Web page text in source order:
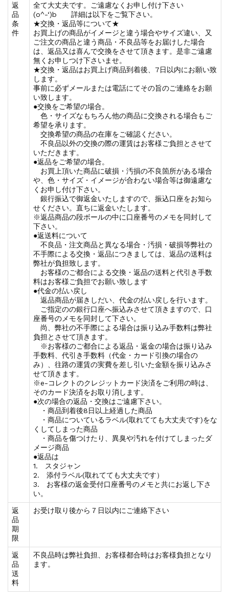
返
品
条
件
全て大丈夫です。ご遠慮なくお申し付け下さい
(o^-‘)b 詳細は以下をご覧下さい。
★交換・返品等について★
お買上げの商品がイメージと違う場合やサイズ違い、又
ご注文の商品と違う商品・不良品等をお届けした場合
は、返品又は喜んで交換をさせて頂きます。是非ご遠慮
無くお申しつけ下さいませ。
★交換・返品はお買上げ商品到着後、7日以内にお願い致
します。
事前に必ずメールまたは電話にてその旨のご連絡をお願
い致します。
●交換をご希望の場合。
色・サイズなもちろん他の商品に交換される場合もご
希望を承ります。
交換希望の商品の在庫をご確認ください。
不良品以外の交換の際の運賃はお客様ご負担とさせて
いただきます。
●返品をご希望の場合。
お買上頂いた商品に破損・汚損の不良箇所がある場合
や、色・サイズ・イメージが合わない場合等は御遠慮な
くお申し付け下さい。
銀行振込で御返金いたしますので、振込口座をお知ら
せください。直ちに返金いたします。
※返品商品の段ボールの中に口座番号のメモを同封して
下さい。
●返送料について
不良品・注文商品と異なる場合・汚損・破損等弊社の
不手際による交換・返品につきましては、返品の送料は
弊社が負担致します。
お客様のご都合による交換・返品の送料と代引き手数
料はお客様ご負担でお願い致します
●代金の払い戻し
返品商品が届きしだい、代金の払い戻しを行います。
ご指定のの銀行口座へ振込みさせて頂きますので、口
座番号のメモを同封して下さい。
尚、弊社の不手際による場合は振り込み手数料は弊社
負担とさせて頂きます。
※お客様のご都合による返品・返金の場合は振り込み
手数料、代引き手数料（代金・カード引換の場合の
み）、往路の運賃の実費を差し引いた金額を振り込みさ
せて頂きます。
※e-コレクトのクレジットカード決済をご利用の時は、
そのカード決済をお取り消します。
●次の場合の返品・交換はご遠慮下さい。
・商品到着後8日以上経過した商品
・商品についているラベル(取れてても大丈夫です)をな
くしてしまった商品
・商品を傷つけたり、異臭や汚れを付けてしまったダ
メージ商品
●返品は
1. スタジャン
2. 添付ラベル(取れてても大丈夫です）
3. お客様の返金受付口座番号のメモと共にお返し下さ
い。
返
品
期
限
お受け取り後から７日以内にご連絡下さい
返
品
送
料
不良品時は弊社負担、お客様都合時はお客様負担となり
ます。